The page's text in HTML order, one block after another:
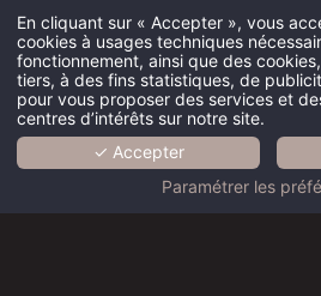
vous
HÔTEL
CHAMBRES
En cliquant sur « Accepter », vous
cookies à usages techniques
fonctionnement, ainsi que des
tiers, à des fins statistiques, de
pour vous proposer des services et
centres d’intérêts sur notre site.
✓ Accepter
Paramétrer les